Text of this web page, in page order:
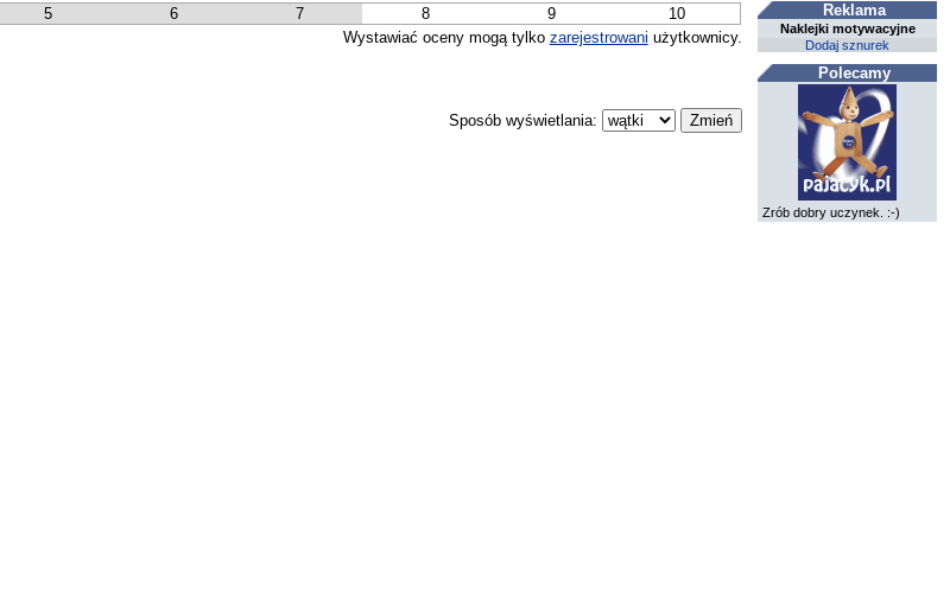
5 6 7 8 9
10
Wystawiać oceny mogą tylko zarejestrowani użytkownicy.
Sposób wyświetlania:
Reklama
Naklejki motywacyjne
Dodaj sznurek
Polecamy
Zrób dobry uczynek. :-)